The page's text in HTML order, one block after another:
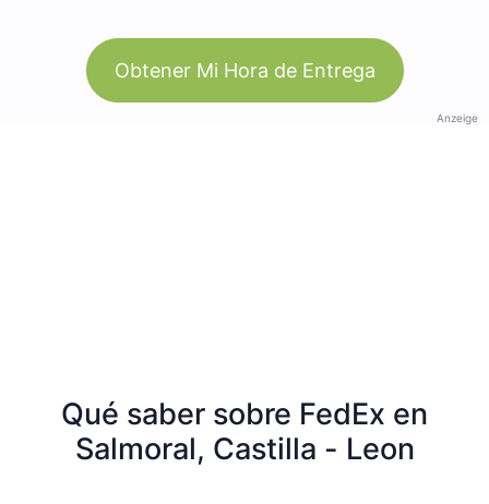
Obtener Mi Hora de Entrega
Anzeige
Qué saber sobre FedEx en
Salmoral, Castilla - Leon